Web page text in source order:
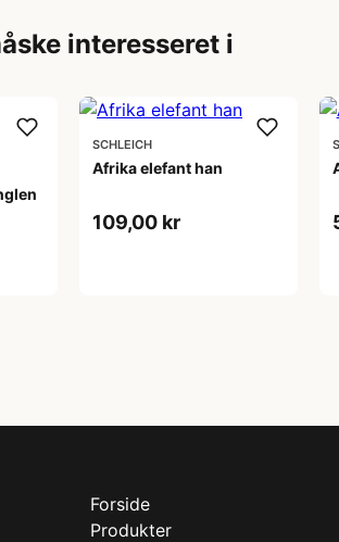
interesseret i
SCHLEICH
Afrika elefant han
109,00 kr
Forside
Produkter